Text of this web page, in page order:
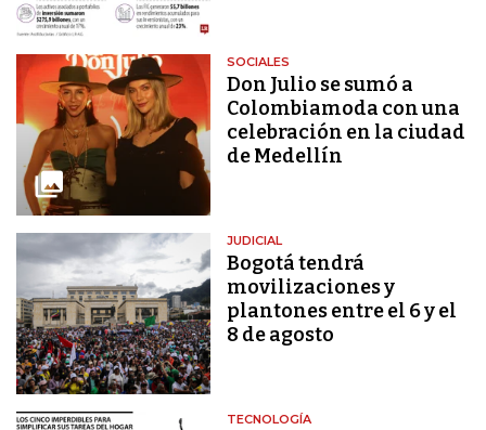
SOCIALES
Don Julio se sumó a
Colombiamoda con una
celebración en la ciudad
de Medellín
JUDICIAL
Bogotá tendrá
movilizaciones y
plantones entre el 6 y el
8 de agosto
TECNOLOGÍA